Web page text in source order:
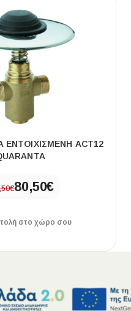
ACT12
€80,50€
στο χώρο σου